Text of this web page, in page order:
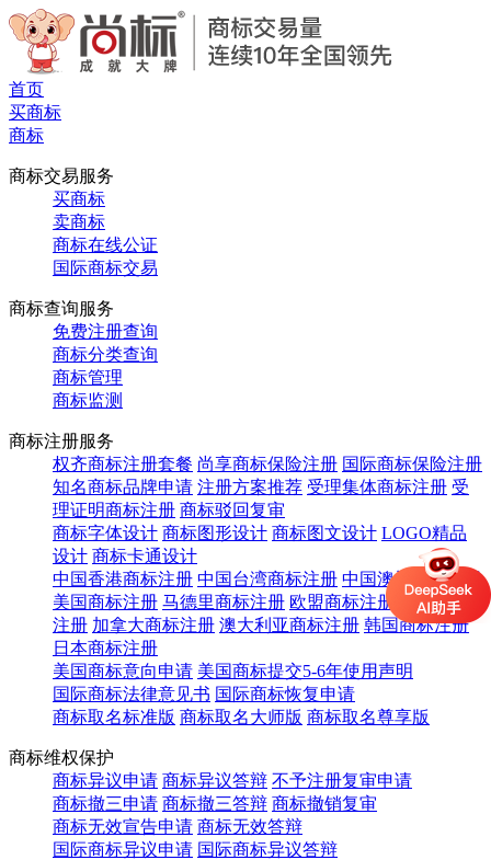
首页
买商标
商标
商标交易服务
买商标
卖商标
商标在线公证
国际商标交易
商标查询服务
免费注册查询
商标分类查询
商标管理
商标监测
商标注册服务
权齐商标注册套餐 尚享商标保险注册 国际商标保险注册
知名商标品牌申请 注册方案推荐 受理集体商标注册 受
理证明商标注册 商标驳回复审
商标字体设计 商标图形设计 商标图文设计 LOGO精品
设计 商标卡通设计
中国香港商标注册 中国台湾商标注册 中国澳门商标注册
美国商标注册 马德里商标注册 欧盟商标注册
英国商标
注册 加拿大商标注册 澳大利亚商标注册 韩国商标注册
日本商标注册
美国商标意向申请 美国商标提交5-6年使用声明
国际商标法律意见书 国际商标恢复申请
商标取名标准版 商标取名大师版 商标取名尊享版
商标维权保护
商标异议申请 商标异议答辩 不予注册复审申请
商标撤三申请 商标撤三答辩 商标撤销复审
商标无效宣告申请 商标无效答辩
国际商标异议申请 国际商标异议答辩